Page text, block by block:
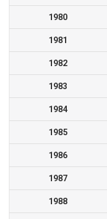
1980
1981
1982
1983
1984
1985
1986
1987
1988